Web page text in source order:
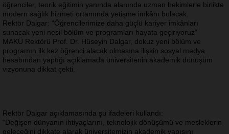
öğrenciler, teorik eğitimin yanında alanında uzman hekimlerle birlikte
modern sağlık hizmeti ortamında yetişme imkânı bulacak.
Rektör Dalgar: “Öğrencilerimize daha güçlü kariyer imkânları
sunacak yeni nesil bölüm ve programları hayata geçiriyoruz”
MAKÜ Rektörü Prof. Dr. Hüseyin Dalgar, dokuz yeni bölüm ve
programın ilk kez öğrenci alacak olmasına ilişkin sosyal medya
hesabından yaptığı açıklamada üniversitenin akademik dönüşüm
vizyonuna dikkat çekti.
Rektör Dalgar açıklamasında şu ifadeleri kullandı:
“Değişen dünyanın ihtiyaçlarını, teknolojik dönüşümü ve mesleklerin
geleceğini dikkate alarak üniversitemizin akademik yapısını